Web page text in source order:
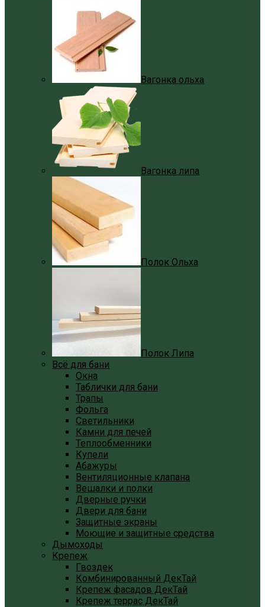
Вагонка ольха
Вагонка липа
Полок Ольха
Полок Липа
Всё для бани
Окна
Таблички для бани
Трапы
Фольга
Светильники
Камни для печей
Теплообменники
Купели
Абажуры
Вентиляционные клапана
Вешалки и полки
Дверные ручки
Двери для бани
Защитные экраны
Моющие и защитные средства
Дымоходы
Крепеж
Гвоздек
Комбинированный ДекТай
Крепеж фасадов ДекТай
Крепеж террас ДекТай